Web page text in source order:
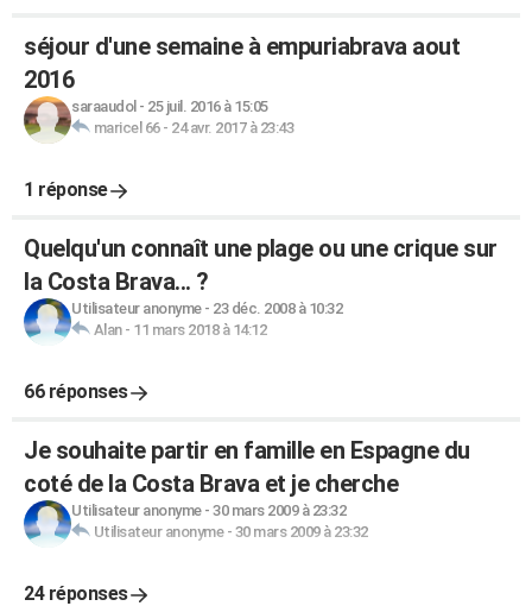
séjour d'une semaine à empuriabrava aout
2016
saraaudol - 25 juil. 2016 à 15:05
maricel 66- 24 avr. 2017 à 23:43
1 réponse
Quelqu'un connaît une plage ou une crique sur
la Costa Brava... ?
Utilisateur anonyme- 23 déc. 2008 à 10:32
Alan- 11 mars 2018 à 14:12
66 réponses
Je souhaite partir en famille en Espagne du
coté de la Costa Brava et je cherche
Utilisateur anonyme- 30 mars 2009 à 23:32
Utilisateur anonyme- 30 mars 2009 à 23:32
24 réponses